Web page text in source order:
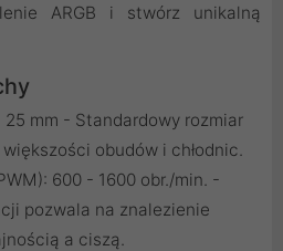
ARGB i stwórz unikalną
mm - Standardowy rozmiar
obudów i chłodnic.
600 - 1600 obr./min. -
pozwala na znalezienie
a ciszą.